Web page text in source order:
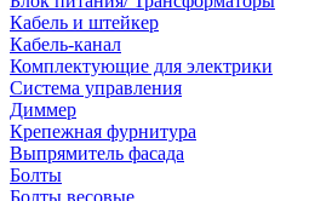
Кабель и штейкер
Кабель-канал
Комплектующие для электрики
Система управления
Диммер
Крепежная фурнитура
Выпрямитель фасада
Болты
Болты весовые